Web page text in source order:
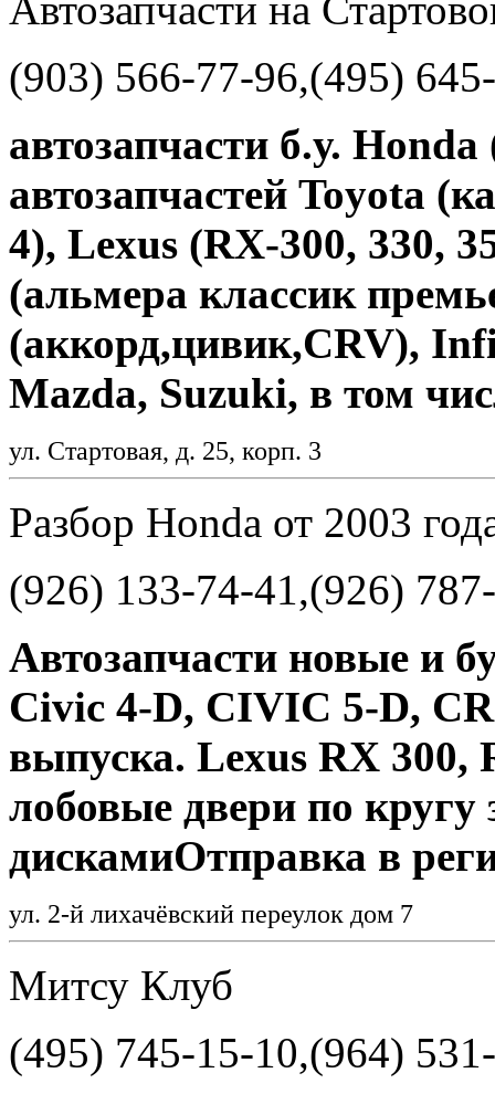
(903) 566-77-96,(495)
автозапчасти б.у.
автозапчастей Toyota
4), Lexus (RX-300, 330,
(альмера классик
(аккорд,цивик,CRV),
Mazda, Suzuki, в том
ул. Стартовая, д. 25, корп. 3
Разбор Honda от 2003
(926) 133-74-41,(926)
Автозапчасти новые и
Civic 4-D, CIVIC 5-D,
выпуска. Lexus RX 300,
лобовые двери по кругу
дискамиОтправка в
ул. 2-й лихачёвский переулок дом 7
Митсу Клуб
(495) 745-15-10,(964)